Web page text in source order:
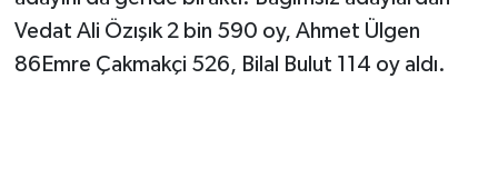
Vedat Ali Özışık 2 bin 590 oy, Ahmet Ülgen
86Emre Çakmakçi 526, Bilal Bulut 114 oy aldı.